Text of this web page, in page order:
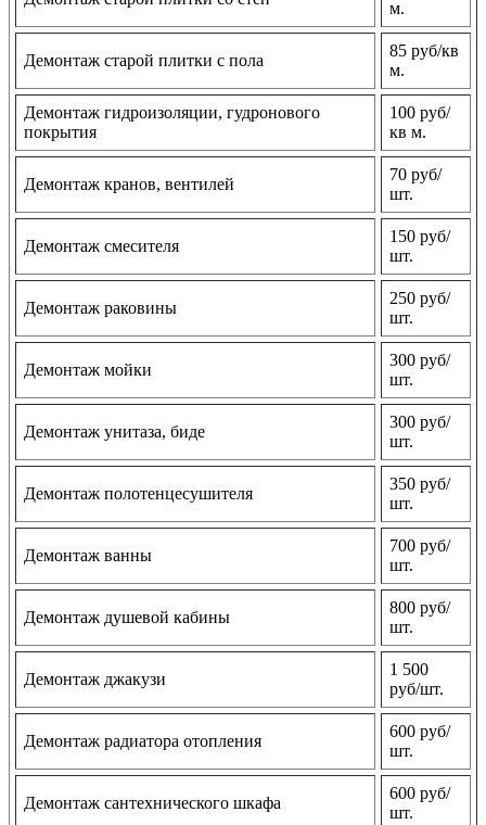
м.
Демонтаж старой плитки с пола
85 руб/кв
м.
Демонтаж гидроизоляции, гудронового
покрытия
100 руб/
кв м.
Демонтаж кранов, вентилей
70 руб/
шт.
Демонтаж смесителя
150 руб/
шт.
Демонтаж раковины
250 руб/
шт.
Демонтаж мойки
300 руб/
шт.
Демонтаж унитаза, биде
300 руб/
шт.
Демонтаж полотенцесушителя
350 руб/
шт.
Демонтаж ванны
700 руб/
шт.
Демонтаж душевой кабины
800 руб/
шт.
Демонтаж джакузи
1 500
руб/шт.
Демонтаж радиатора отопления
600 руб/
шт.
Демонтаж сантехнического шкафа
600 руб/
шт.